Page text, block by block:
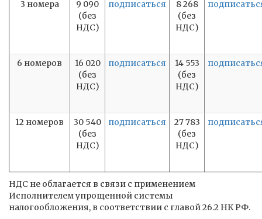
3 номера
9 090
(без
НДС)
подписаться
8 268
(без
НДС)
6 номеров
16 020
(без
НДС)
подписаться
14 553
(без
НДС)
12 номеров
30 540
(без
НДС)
подписаться
27 783
(без
НДС)
НДС не облагается в связи с применением
Исполнителем упрощенной системы
налогообложения, в соответствии с главой 26.2 НК РФ.